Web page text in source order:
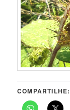
COMPARTILHE: